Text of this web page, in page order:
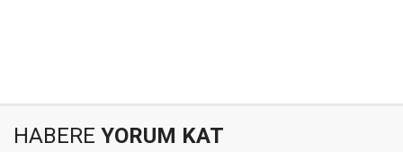
HABERE YORUM KAT